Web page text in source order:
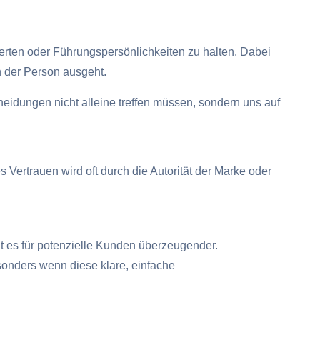
oder Führungspersönlichkeiten zu halten. Dabei
Person ausgeht.
nicht alleine treffen müssen, sondern uns auf
wird oft durch die Autorität der Marke oder
es für potenzielle Kunden überzeugender.
wenn diese klare, einfache